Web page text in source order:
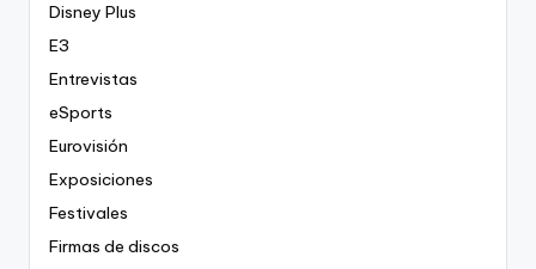
Disney Plus
E3
Entrevistas
eSports
Eurovisión
Exposiciones
Festivales
Firmas de discos